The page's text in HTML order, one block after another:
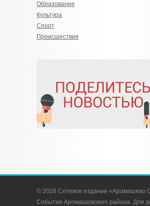
Образование
Культура
Спорт
Происшествия
© 2026 Сетевое издание «Аромашево
События Аромашевского района. Для